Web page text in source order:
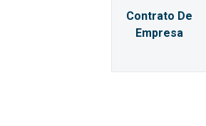
Contrato De
Empresa